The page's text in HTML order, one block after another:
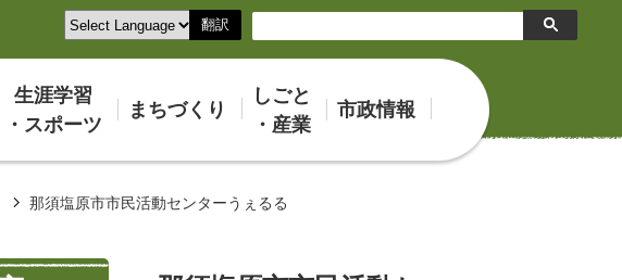
翻訳
検
索
生涯学習
・スポーツ
まちづくり
しごと
・産業
市政情報
那須塩原市市民活動センターうぇるる